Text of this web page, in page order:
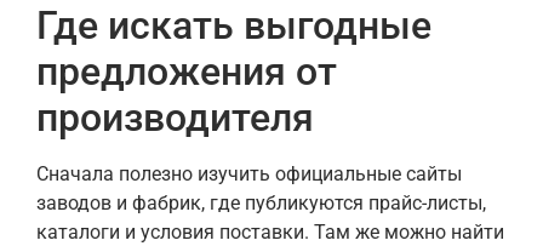
Где искать выгодные
предложения от
производителя
Сначала полезно изучить официальные сайты
заводов и фабрик, где публикуются прайс-листы,
каталоги и условия поставки. Там же можно найти